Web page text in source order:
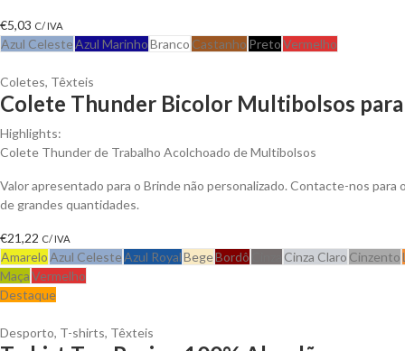
€5,03 C/ IVA
Azul CelesteAzul MarinhoBranco Castanho PretoVermelho
Coletes, Têxteis
Colete Thunder Bicolor Multibolsos
Highlights:
Colete Thunder de Trabalho Acolchoado de Multibolsos
Valor apresentado para o Brinde não personalizado. Contacte-nos
de grandes quantidades.
€21,22 C/ IVA
AmareloAzul CelesteAzul RoyalBegeBordô Cinza Claro Cinzento
MaçaVermelho
Destaque
Desporto, T-shirts, Têxteis